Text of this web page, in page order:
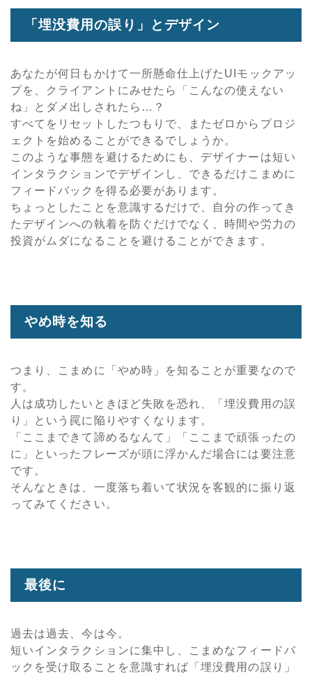
「埋没費用の誤り」とデザイン
あなたが何日もかけて一所懸命仕上げたUIモックアッ
プを、クライアントにみせたら「こんなの使えない
ね」とダメ出しされたら…？
すべてをリセットしたつもりで、またゼロからプロジ
ェクトを始めることができるでしょうか。
このような事態を避けるためにも、デザイナーは短い
インタラクションでデザインし、できるだけこまめに
フィードバックを得る必要があります。
ちょっとしたことを意識するだけで、自分の作ってき
たデザインへの執着を防ぐだけでなく、時間や労力の
投資がムダになることを避けることができます。
やめ時を知る
つまり、こまめに「やめ時」を知ることが重要なので
す。
人は成功したいときほど失敗を恐れ、「埋没費用の誤
り」という罠に陥りやすくなります。
「ここまできて諦めるなんて」「ここまで頑張ったの
に」といったフレーズが頭に浮かんだ場合には要注意
です。
そんなときは、一度落ち着いて状況を客観的に振り返
ってみてください。
最後に
過去は過去、今は今。
短いインタラクションに集中し、こまめなフィードバ
ックを受け取ることを意識すれば「埋没費用の誤り」